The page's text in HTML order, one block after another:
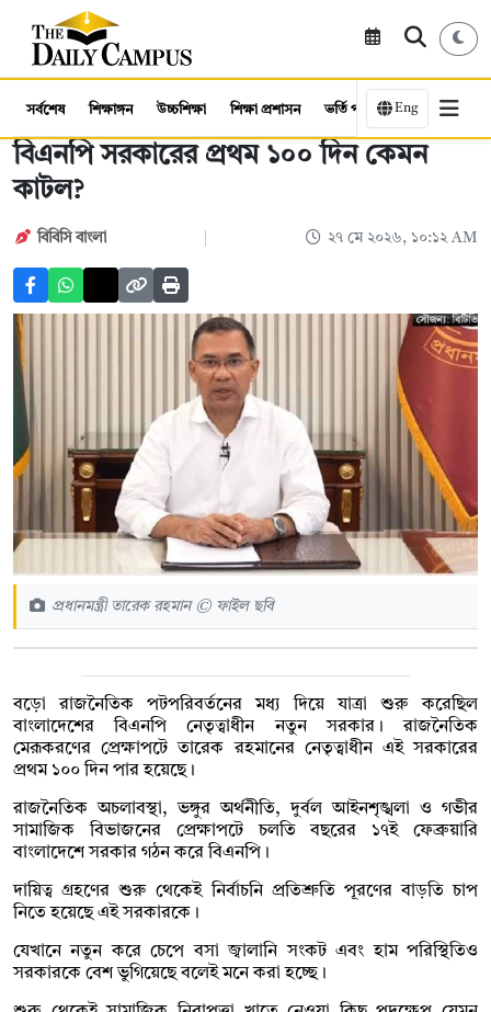
সর্বশেষ শিক্ষাঙ্গন উচ্চশিক্ষা শিক্ষা প্রশাসন ভর্তি পরীক্ষা কর্মসংস্থান
Eng
বিএনপি সরকারের প্রথম ১০০ দিন কেমন
কাটল?
বিবিসি বাংলা ২৭ মে ২০২৬, ১০:১২ AM
প্রধানমন্ত্রী তারেক রহমান © ফাইল ছবি
বড়ো রাজনৈতিক পটপরিবর্তনের মধ্য দিয়ে যাত্রা শুরু করেছিল
বাংলাদেশের বিএনপি নেতৃত্বাধীন নতুন সরকার। রাজনৈতিক
মেরূকরণের প্রেক্ষাপটে তারেক রহমানের নেতৃত্বাধীন এই সরকারের
প্রথম ১০০ দিন পার হয়েছে।
রাজনৈতিক অচলাবস্থা, ভঙ্গুর অর্থনীতি, দুর্বল আইনশৃঙ্খলা ও গভীর
সামাজিক বিভাজনের প্রেক্ষাপটে চলতি বছরের ১৭ই ফেব্রুয়ারি
বাংলাদেশে সরকার গঠন করে বিএনপি।
দায়িত্ব গ্রহণের শুরু থেকেই নির্বাচনি প্রতিশ্রুতি পূরণের বাড়তি চাপ
নিতে হয়েছে এই সরকারকে।
যেখানে নতুন করে চেপে বসা জ্বালানি সংকট এবং হাম পরিস্থিতিও
সরকারকে বেশ ভুগিয়েছে বলেই মনে করা হচ্ছে।